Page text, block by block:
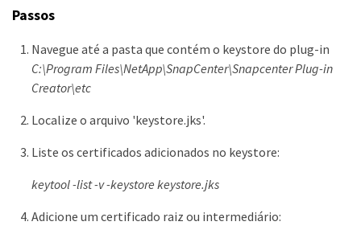
Passos
Navegue até a pasta que contém o keystore do plug-in
C:\Program Files\NetApp\SnapCenter\Snapcenter Plug-in
Creator\etc
Localize o arquivo 'keystore.jks'.
Liste os certificados adicionados no keystore:
keytool -list -v -keystore keystore.jks
Adicione um certificado raiz ou intermediário: